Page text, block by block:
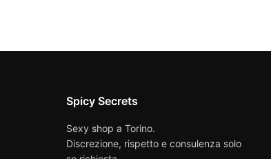
Spicy Secrets
Sexy shop a Torino.
Discrezione, rispetto e consulenza solo